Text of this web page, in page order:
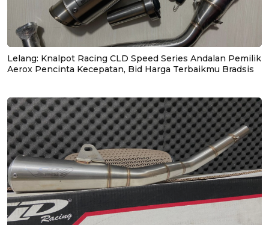
Lelang: Knalpot Racing CLD Speed Series Andalan Pemilik
Aerox Pencinta Kecepatan, Bid Harga Terbaikmu Bradsis